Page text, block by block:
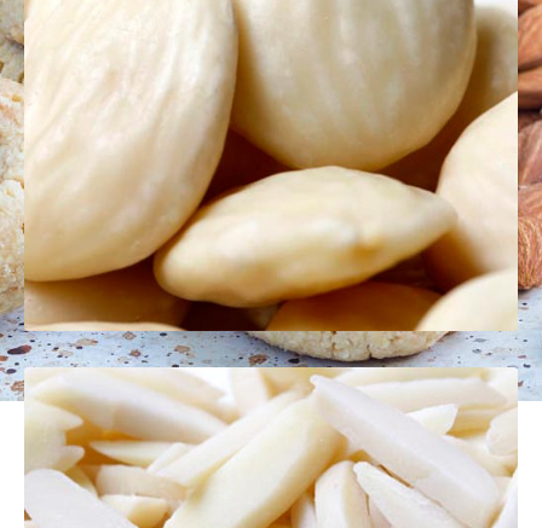
Vous avez une question ? Une demande